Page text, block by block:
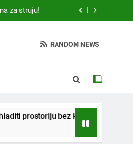
za struju!
u kući
godinama
nikada ne
dana!
u kući
RANDOM NEWS
bez klime i velikih računa za